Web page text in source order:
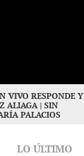
VIVO RESPONDE Y
ALIAGA | SIN
PALACIOS
LO ÚLTIMO